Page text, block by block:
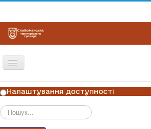
Перемикач
ГОЛОВНА
НОВИНИ
ОГОЛОШЕННЯ
Налаштування доступності